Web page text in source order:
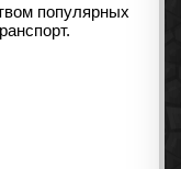
популярных